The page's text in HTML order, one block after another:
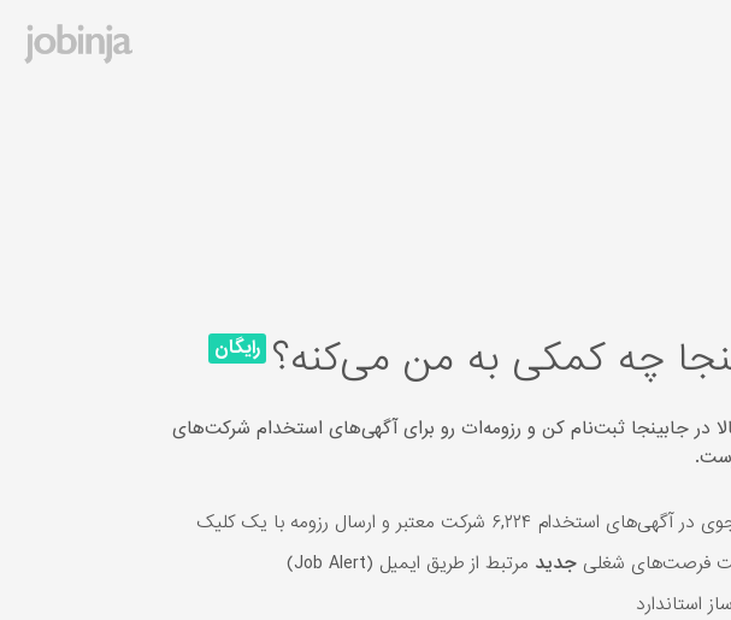
چه کمکی به من می‌کنه؟ رایگان
در جابینجا ثبت‌نام کن و رزومه‌ات رو برای آگهی‌های استخدام شرکت‌های
استخدام ۶,۲۲۴ شرکت معتبر و ارسال رزومه با یک کلیک
فرصت‌های شغلی جدید مرتبط از طریق ایمیل (Job Alert)
استاندارد